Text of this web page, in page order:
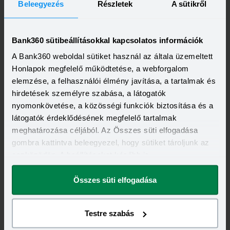
Beleegyezés Részletek A sütikről
Bank360 sütibeállításokkal kapcsolatos információk
A Bank360 weboldal sütiket használ az általa üzemeltett
Honlapok megfelelő működtetése, a webforgalom
elemzése, a felhasználói élmény javítása, a tartalmak és
hirdetések személyre szabása, a látogatók
nyomonkövetése, a közösségi funkciók biztosítása és a
látogatók érdeklődésének megfelelő tartalmak
meghatározása céljából. Az Összes süti elfogadása
gombra kattintva beleegyezel, hogy sütiket tároljunk az
megváltoztathatod.
Összes süti elfogadása
Testre szabás
Invalid DateTime
Megvan az első bank: itt már működik a DÁP
azonosítás
Az OTP Bank elsőként vezette be a hazai pénzintézetek
közül a DÁP (Digitális Állampolgárság Program) azonosítási
szolgáltatását saját webalkalmazásaiban. Az új megoldás
lehetővé teszi, hogy az ügyfelek a Digitális Állampolgár
– akár hitelfelvétel esetén is.
Elolvasom